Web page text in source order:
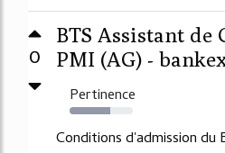
0
BTS Assistant de
PMI (AG) -
Pertinence
64%
Conditions d'admission du